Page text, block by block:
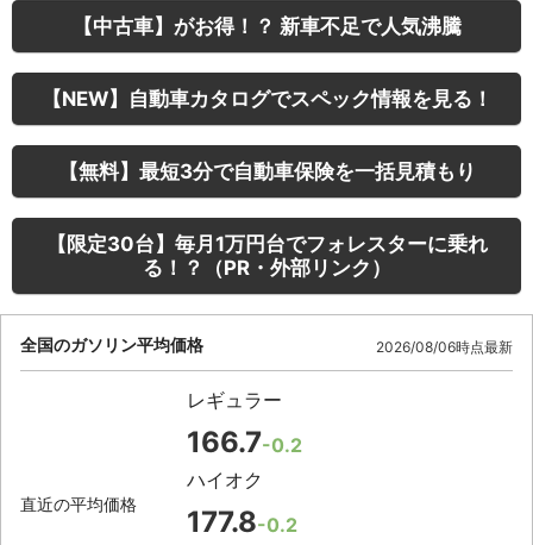
【中古車】がお得！？ 新車不足で人気沸騰
【NEW】自動車カタログでスペック情報を見る！
【無料】最短3分で自動車保険を一括見積もり
【限定30台】毎月1万円台でフォレスターに乗れ
る！？（PR・外部リンク）
全国のガソリン平均価格 2026/08/06時点最新
直近の平均価格
レギュラー
166.7-0.2
ハイオク
177.8-0.2